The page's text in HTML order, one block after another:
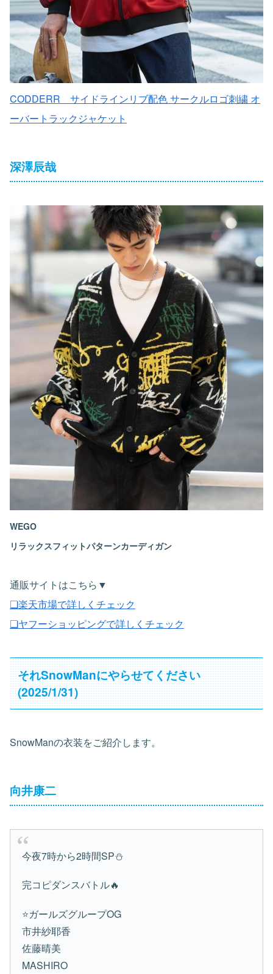
CODDERR サイドラインリブ配色 サークルロゴ刺繍 オ
ーバートラックジャケット
深澤辰哉
WEGO
リラックスフィットパターンカーディガン
通販サイトはこちら▼
❏楽天市場で詳しくチェック
❏ヤフーショッピングで詳しくチェック
それSnowManにやらせてください
(2025/1/31)
SnowManの衣装をご紹介します。
向井康二
今夜7時から2時間SP⛄️
完コピダンスバトル🔥
⭐️ガールズグループOG
市井紗耶香
佐藤晴美
MASHIRO